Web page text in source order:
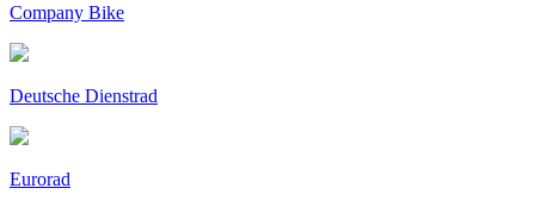
Company Bike
Deutsche Dienstrad
Eurorad